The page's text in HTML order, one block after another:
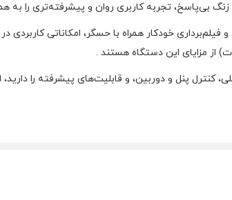
تجربه کاربری روان و پیشرفته‌تری را به